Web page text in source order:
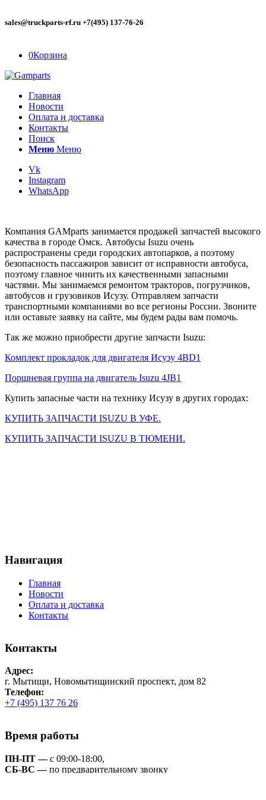
sales@truckparts-rf.ru +7(495) 137-76-26
0Корзина
Главная
Новости
Оплата и доставка
Контакты
Поиск
Меню Меню
Vk
Instagram
WhatsApp
Компания GAMparts занимается продажей запчастей высокого
качества в городе Омск. Автобусы Isuzu очень
распространены среди городских автопарков, а поэтому
безопасность пассажиров зависит от исправности автобуса,
поэтому главное чинить их качественными запасными
частями. Мы занимаемся ремонтом тракторов, погрузчиков,
автобусов и грузовиков Исузу. Отправляем запчасти
транспортными компаниями во все регионы России. Звоните
или оставьте заявку на сайте, мы будем рады вам помочь.
Так же можно приобрести другие запчасти Isuzu:
Комплект прокладок для двигателя Исузу 4BD1
Поршневая группа на двигатель Isuzu 4JB1
Купить запасные части на технику Исузу в других городах:
КУПИТЬ ЗАПЧАСТИ ISUZU В УФЕ.
КУПИТЬ ЗАПЧАСТИ ISUZU В ТЮМЕНИ.
Навигация
Главная
Новости
Оплата и доставка
Контакты
Контакты
Адрес:
г. Мытищи, Новомытищинский проспект, дом 82
Телефон:
+7 (495) 137 76 26
Время работы
ПН-ПТ —с 09:00-18:00,
СБ-ВС —по предварительному звонку